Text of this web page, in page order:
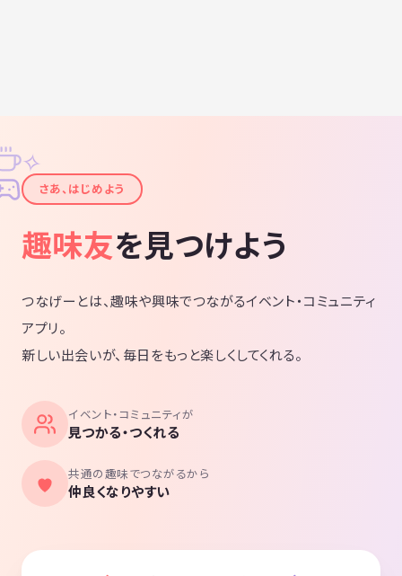
✦
✧
さあ、はじめよう
趣味友を見つけよう
つなげーとは、趣味や興味でつながるイベント・コミュニティ
アプリ。
新しい出会いが、毎日をもっと楽しくしてくれる。
イベント・コミュニティが
見つかる・つくれる
共通の趣味でつながるから
仲良くなりやすい